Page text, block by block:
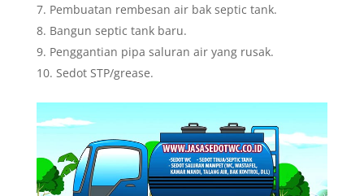
Pembuatan rembesan air bak septic tank.
Bangun septic tank baru.
Penggantian pipa saluran air yang rusak.
Sedot STP/grease.